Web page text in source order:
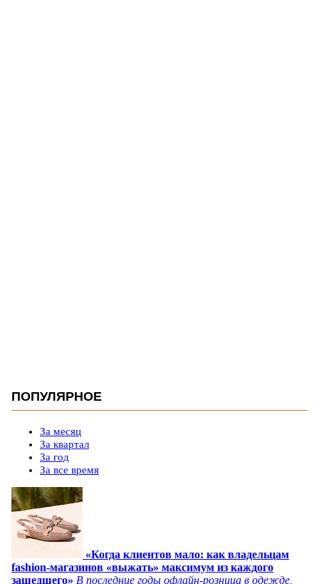
ПОПУЛЯРНОЕ
За месяц
За квартал
За год
За все время
«Когда клиентов мало: как владельцам
fashion-магазинов «выжать» максимум из каждого
зашедшего» В последние годы офлайн-розница в одежде,